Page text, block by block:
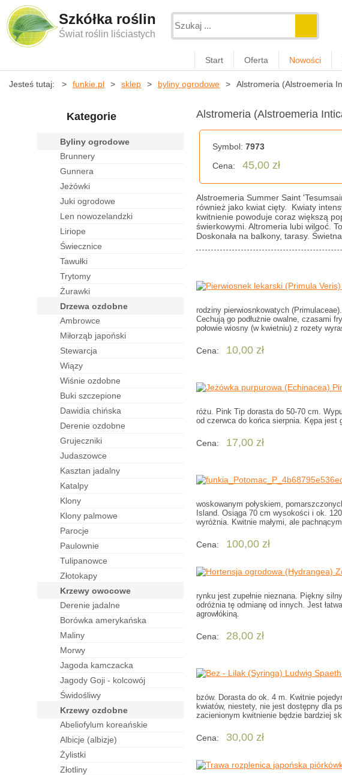
Szkółka roślin
Świat roślin liściastych
Start Oferta Nowości
Jesteś tutaj: funkie.pl sklep byliny ogrodowe Alstromeria (Alstroemeria
Kategorie
byliny ogrodowe
brunnery
gunnera
jeżówki
juki ogrodowe
len nowozelandzki
liriope
świecznice
tawułki
trytomy
żurawki
drzewa ozdobne
ambrowce
miłorząb japoński
stewarcja
wiązy
wiśnie ozdobne
buki szczepione
dawidia chińska
derenie ozdobne
grujeczniki
judaszowce
kasztan jadalny
katalpy
klony
klony palmowe
parocje
paulownie
tulipanowce
złotokapy
krzewy owocowe
derenie jadalne
borówka amerykańska
maliny
morwy
jagoda kamczacka
jagody Goji - kolcowój
świdośliwy
krzewy ozdobne
abeliofylum koreańskie
albicje (albizje)
żylistki
złotliny
Alstromeria (Alstroemeria
Symbol:7973
Cena:
45,00 zł
Alstroemeria Summer Saint
również jako kwiat cięty. Kwiaty
kwitnienie powoduje coraz większą
świerkowymi. Altromeria lubi wilgoć.
Doskonała na balkony, tarasy.
rodziny pierwiosnkowatych
Cechują go podłużnie owalne, czasami
połowie wiosny (w kwietniu) z rozety
Cena: 10,00 zł
różu. Pink Tip dorasta do 50-70 cm.
od czerwca do końca sierpnia. Kępa jest
Cena: 17,00 zł
woskowanym połyskiem,
Island. Osiąga 70 cm wysokości i ok.
wyróżnia. Kwitnie małymi, ale
Cena: 100,00 zł
rynku jest zupełnie nieznana. Piękny
odróżnia tę odmianę od innych. Jest
agrowłókiną.
Cena: 28,00 zł
bzów. Dorasta do ok. 4 m. Kwitnie
kwiatów, niestety, nie jest dostępny dla
zacienionym kwitnienie będzie bardziej
Cena: 30,00 zł